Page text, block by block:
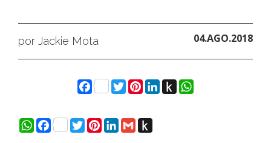
por Jackie Mota 04.AGO.2018
Facebook
Twitter
Pinterest
LinkedIn
Push
to
WhatsApp
WhatsApp
Facebook
Twitter
Pinterest
LinkedIn
GmailPush